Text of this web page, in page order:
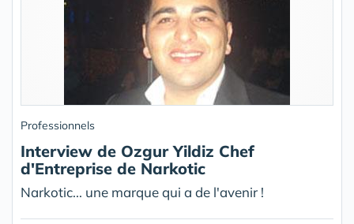
Professionnels
Interview de Ozgur Yildiz Chef
d'Entreprise de Narkotic
Narkotic... une marque qui a de l'avenir !